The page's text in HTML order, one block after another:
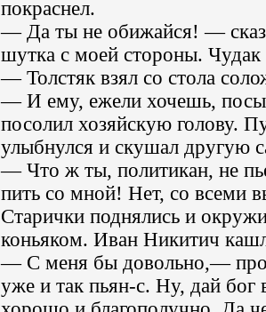
покраснел.
— Да ты не обижайся! —
шутка с моей стороны.
— Толстяк взял со стола
— И ему, ежели хочешь,
посолил хозяйскую голову.
улыбнулся и скушал другую
— Что ж ты, политикан, не
пить со мной! Нет, со всеми
Старички поднялись и
коньяком. Иван Никитич
— С меня бы довольно,—
уже и так пьян-с. Ну, дай